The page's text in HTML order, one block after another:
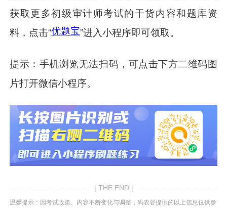
获取更多初级审计师考试的干货内容和题库资
料，点击“优题宝”进入小程序即可领取。
提示：手机浏览无法扫码，可点击下方二维码图
片打开微信小程序。
| THE END |
温馨提示：因考试政策、内容不断变化与调整，码农谷提供的以上信息仅供参